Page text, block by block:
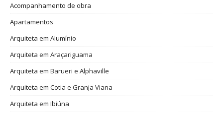
Acompanhamento de obra
Apartamentos
Arquiteta em Alumínio
Arquiteta em Araçariguama
Arquiteta em Barueri e Alphaville
Arquiteta em Cotia e Granja Viana
Arquiteta em Ibiúna